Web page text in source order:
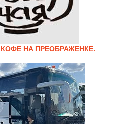
НА ПРЕОБРАЖЕНКЕ.